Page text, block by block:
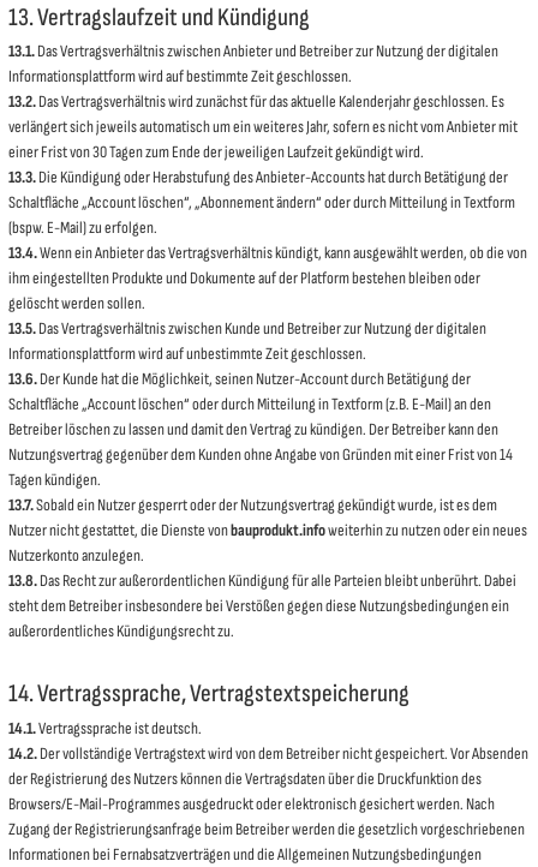
13. Vertragslaufzeit und Kündigung
13.1.Das Vertragsverhältnis zwischen Anbieter und Betreiber zur Nutzung der digitalen
Informationsplattform wird auf bestimmte Zeit geschlossen.
13.2.Das Vertragsverhältnis wird zunächst für das aktuelle Kalenderjahr geschlossen. Es
verlängert sich jeweils automatisch um ein weiteres Jahr, sofern es nicht vom Anbieter mit
einer Frist von 30 Tagen zum Ende der jeweiligen Laufzeit gekündigt wird.
13.3.Die Kündigung oder Herabstufung des Anbieter-Accounts hat durch Betätigung der
Schaltfläche „Account löschen“, „Abonnement ändern“ oder durch Mitteilung in Textform
(bspw. E-Mail) zu erfolgen.
13.4.Wenn ein Anbieter das Vertragsverhältnis kündigt, kann ausgewählt werden, ob die von
ihm eingestellten Produkte und Dokumente auf der Platform bestehen bleiben oder
gelöscht werden sollen.
13.5.Das Vertragsverhältnis zwischen Kunde und Betreiber zur Nutzung der digitalen
Informationsplattform wird auf unbestimmte Zeit geschlossen.
13.6.Der Kunde hat die Möglichkeit, seinen Nutzer-Account durch Betätigung der
Schaltfläche „Account löschen“ oder durch Mitteilung in Textform (z.B. E-Mail) an den
Betreiber löschen zu lassen und damit den Vertrag zu kündigen. Der Betreiber kann den
Nutzungsvertrag gegenüber dem Kunden ohne Angabe von Gründen mit einer Frist von 14
Tagen kündigen.
13.7.Sobald ein Nutzer gesperrt oder der Nutzungsvertrag gekündigt wurde, ist es dem
Nutzer nicht gestattet, die Dienste vonbauprodukt.infoweiterhin zu nutzen oder ein neues
Nutzerkonto anzulegen.
13.8.Das Recht zur außerordentlichen Kündigung für alle Parteien bleibt unberührt. Dabei
steht dem Betreiber insbesondere bei Verstößen gegen diese Nutzungsbedingungen ein
außerordentliches Kündigungsrecht zu.
14. Vertragssprache, Vertragstextspeicherung
14.1.Vertragssprache ist deutsch.
14.2.Der vollständige Vertragstext wird von dem Betreiber nicht gespeichert. Vor Absenden
der Registrierung des Nutzers können die Vertragsdaten über die Druckfunktion des
Browsers/E-Mail-Programmes ausgedruckt oder elektronisch gesichert werden. Nach
Zugang der Registrierungsanfrage beim Betreiber werden die gesetzlich vorgeschriebenen
Informationen bei Fernabsatzverträgen und die Allgemeinen Nutzungsbedingungen